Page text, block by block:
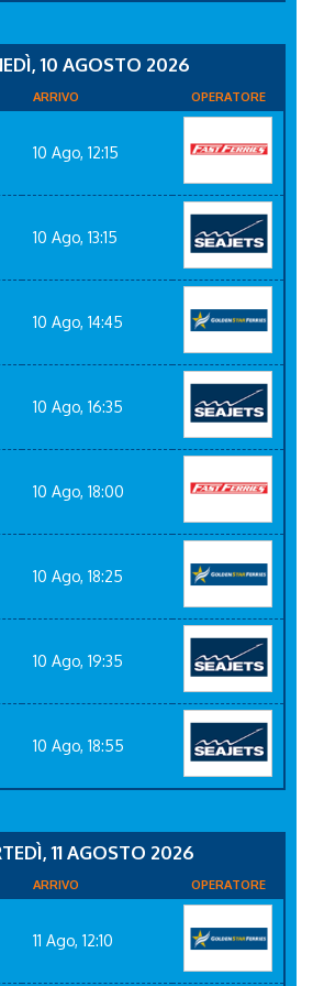
10 AGOSTO 2026
ARRIVO OPERATORE
10 Ago, 12:15
10 Ago, 13:15
10 Ago, 14:45
10 Ago, 16:35
10 Ago, 18:00
10 Ago, 18:25
10 Ago, 19:35
10 Ago, 18:55
11 AGOSTO 2026
ARRIVO OPERATORE
11 Ago, 12:10